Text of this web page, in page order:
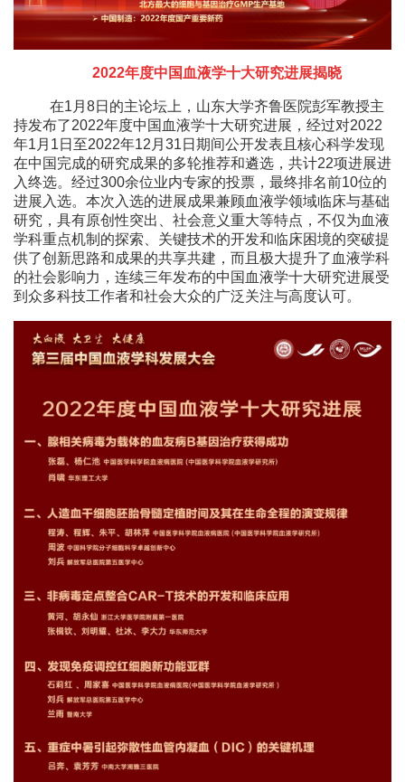
2022年度中国血液学十大研究进展揭晓
在1月8日的主论坛上，山东大学齐鲁医院彭军教授主
持发布了2022年度中国血液学十大研究进展，经过对2022
年1月1日至2022年12月31日期间公开发表且核心科学发现
在中国完成的研究成果的多轮推荐和遴选，共计22项进展进
入终选。经过300余位业内专家的投票，最终排名前10位的
进展入选。本次入选的进展成果兼顾血液学领域临床与基础
研究，具有原创性突出、社会意义重大等特点，不仅为血液
学科重点机制的探索、关键技术的开发和临床困境的突破提
供了创新思路和成果的共享共建，而且极大提升了血液学科
的社会影响力，连续三年发布的中国血液学十大研究进展受
到众多科技工作者和社会大众的广泛关注与高度认可。